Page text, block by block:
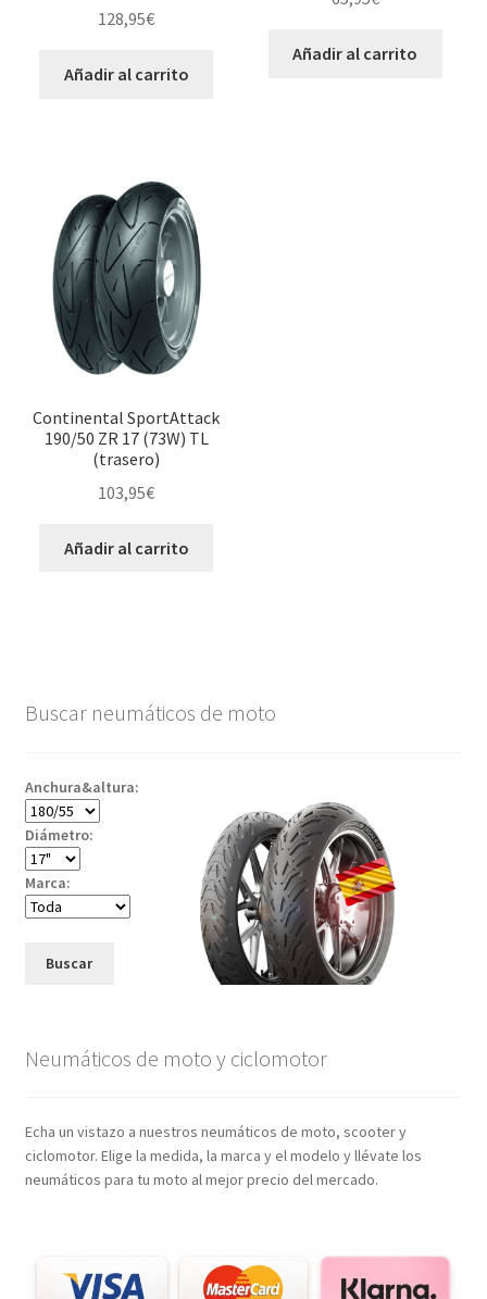
128,95€
Añadir al carrito
Añadir al carrito
Continental SportAttack
190/50 ZR 17 (73W) TL
(trasero)
103,95€
Añadir al carrito
Buscar neumáticos de moto
Anchura&altura:
Diámetro:
Marca:
Buscar
Neumáticos de moto y ciclomotor
Echa un vistazo a nuestros neumáticos de moto, scooter y
ciclomotor. Elige la medida, la marca y el modelo y llévate los
neumáticos para tu moto al mejor precio del mercado.